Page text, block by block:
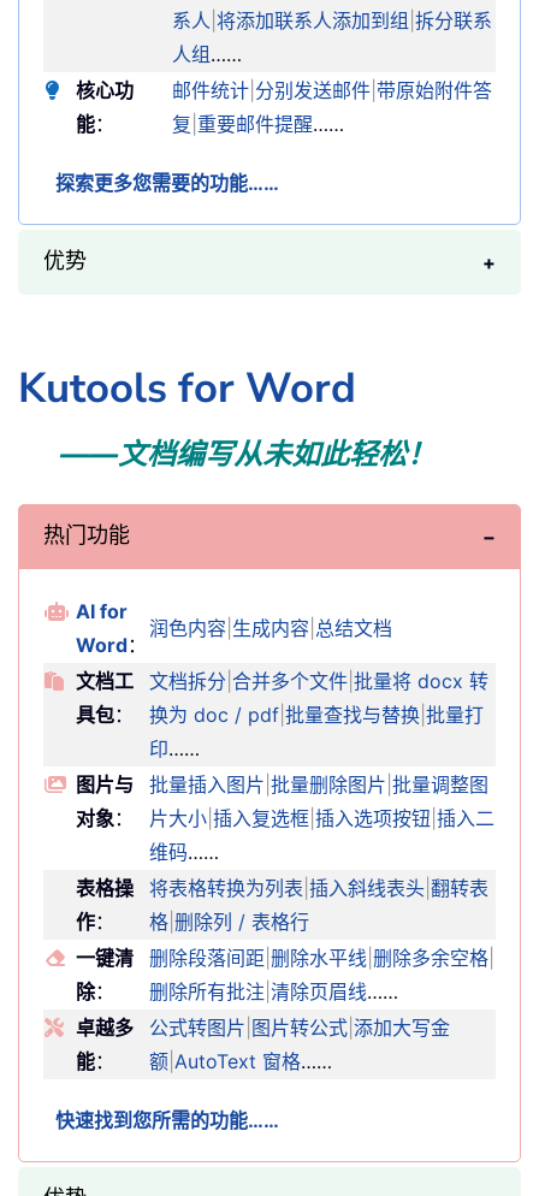
系人 将添加联系人添加到组 拆分联系
人组……
核心功
能：
邮件统计 分别发送邮件 带原始附件答
复 重要邮件提醒……
探索更多您需要的功能……
优势
Kutools for Word
——文档编写从未如此轻松！
热门功能
AI for
Word：
润色内容 生成内容 总结文档
文档工
具包：
文档拆分 合并多个文件 批量将 docx 转
换为 doc / pdf 批量查找与替换 批量打
印……
图片与
对象 ：
批量插入图片 批量删除图片 批量调整图
片大小 插入复选框 插入选项按钮 插入二
维码……
表格操
作：
将表格转换为列表 插入斜线表头 翻转表
格 删除列 / 表格行
一键清
除：
删除段落间距 删除水平线 删除多余空格
删除所有批注 清除页眉线……
卓越多
能：
公式转图片 图片转公式 添加大写金
额 AutoText 窗格……
快速找到您所需的功能……